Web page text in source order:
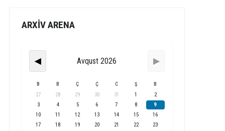
ARXİV ARENA
◀ Avqust 2026 ▶
B B Ç Ç C Ş B
27 28 29 30 31 1
2
3
4 5 6 7 8
9
10
11 12 13 14 15
16
17
18 19 20 21 22
23